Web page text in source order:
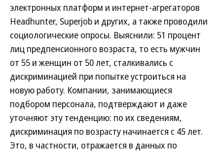
электронных платформ и интернет-агрегаторов
Headhunter, Superjob и других, а также проводили
социологические опросы. Выяснили: 51 процент
лиц предпенсионного возраста, то есть мужчин
от 55 и женщин от 50 лет, сталкивались с
дискриминацией при попытке устроиться на
новую работу. Компании, занимающиеся
подбором персонала, подтверждают и даже
уточняют эту тенденцию: по их сведениям,
дискриминация по возрасту начинается с 45 лет.
Это, в частности, отражается в данных по